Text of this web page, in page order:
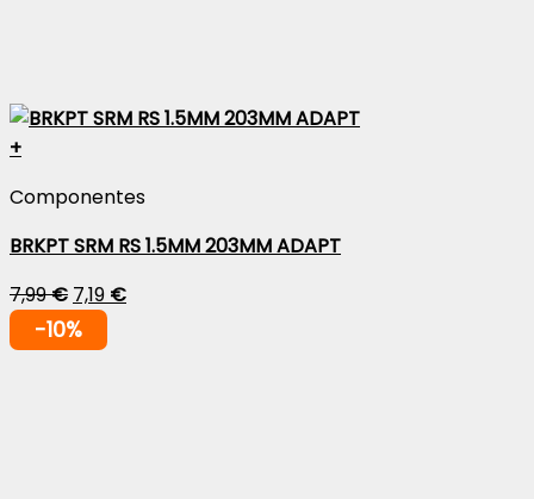
+
Componentes
BRKPT SRM RS 1.5MM 203MM ADAPT
7,99€ 7,19 €
-10%